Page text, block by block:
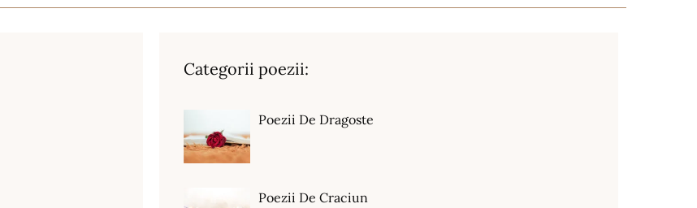
Categorii poezii:
Poezii De Dragoste
Poezii De Craciun